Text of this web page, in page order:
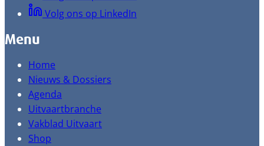
Volg ons op LinkedIn
Menu
Home
Nieuws & Dossiers
Agenda
Uitvaartbranche
Vakblad Uitvaart
Shop